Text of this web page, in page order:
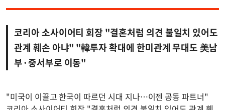
코리아 소사이어티 회장 "결혼처럼 의견 불일치 있어도
관계 훼손 아냐" "韓투자 확대에 한미관계 무대도 美남
부·중서부로 이동"
"미국이 이끌고 한국이 따르던 시대 지나…이젠 공동 파트너"